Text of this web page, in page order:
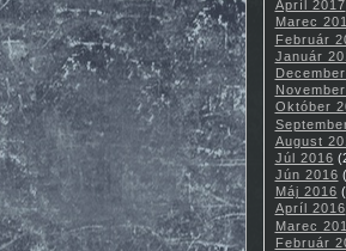
Apríl 2017
Marec
Február
Január
Október
August
Júl 2016
Jún 2016
Máj 2016
Apríl 2016
Marec
Február